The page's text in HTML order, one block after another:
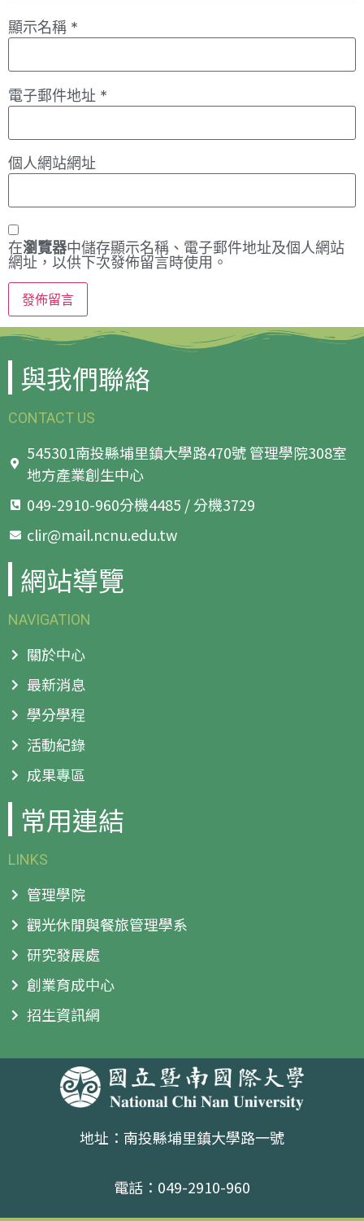
顯示名稱 *
電子郵件地址 *
個人網站網址
在瀏覽器中儲存顯示名稱、電子郵件地址及個人網站
網址，以供下次發佈留言時使用。
與我們聯絡
CONTACT US
545301南投縣埔里鎮大學路470號 管理學院308室
地方產業創生中心
049-2910-960分機4485 / 分機3729
clir@mail.ncnu.edu.tw
網站導覽
NAVIGATION
關於中心
最新消息
學分學程
活動紀錄
成果專區
常用連結
LINKS
管理學院
觀光休閒與餐旅管理學系
研究發展處
創業育成中心
招生資訊網
地址：南投縣埔里鎮大學路一號
電話：049-2910-960